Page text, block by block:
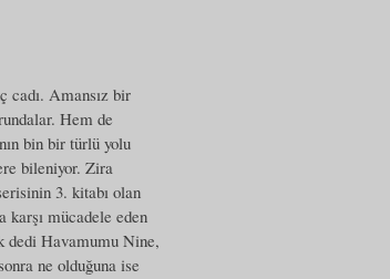
cadı. Amansız bir
Hem de
bin bir türlü yolu
bileniyor. Zira
3. kitabı olan
karşı mücadele eden
dedi Havamumu Nine,
ne olduğuna ise